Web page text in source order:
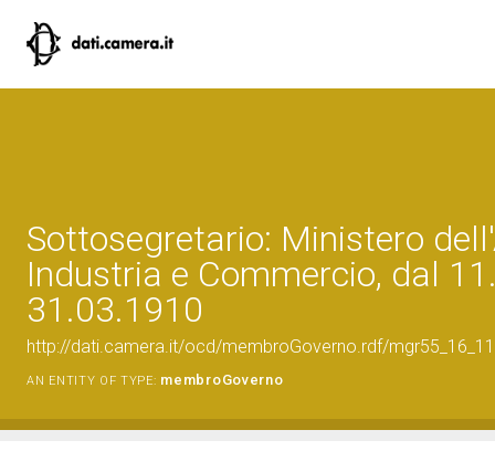
Sottosegretario: Ministero
Industria e Commercio, dal
31.03.1910
http://dati.camera.it/ocd/membroGoverno.rdf/
AN ENTITY OF TYPE: membroGoverno